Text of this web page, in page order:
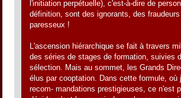
l'initiation perpétuelle), c'est-à-dire de
définition, sont des ignorants, des
paresseux !
L'ascension hiérarchique se fait à travers
des séries de stages de formation, suivies
sélection. Mais au sommet, les Grands
élus par cooptation. Dans cette formule, où
recom- mandations prestigieuses, ce n'est